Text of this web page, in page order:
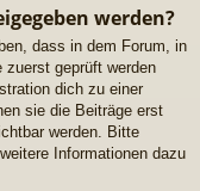
werden?
dass in dem Forum, in
geprüft werden
dich zu einer
sie die Beiträge erst
werden. Bitte
Informationen dazu